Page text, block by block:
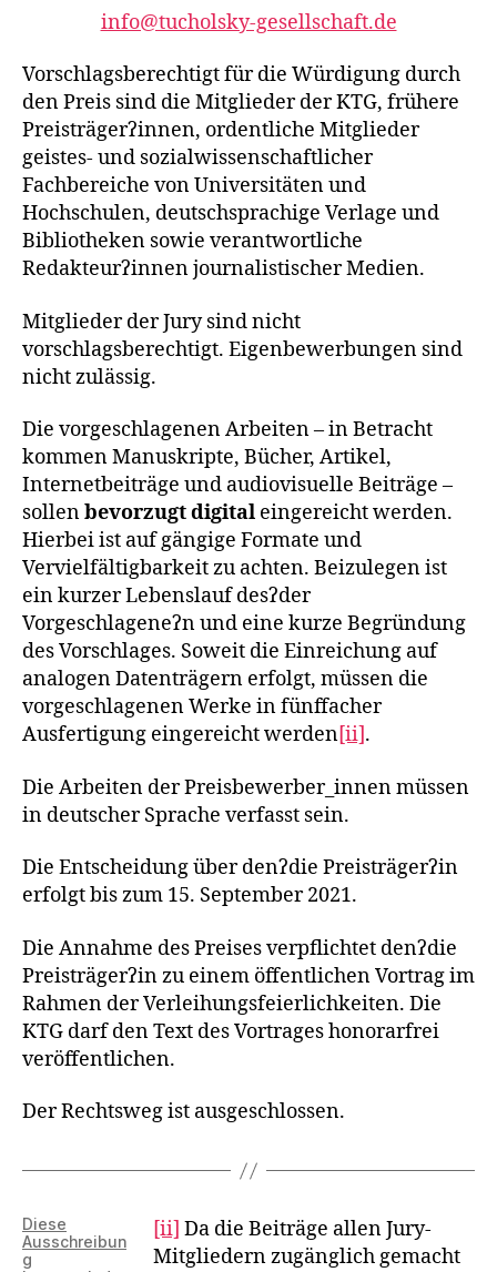
info@tucholsky-gesellschaft.de
Vorschlagsberechtigt für die Würdigung durch
den Preis sind die Mitglieder der KTG, frühere
Preisträgerʔinnen, ordentliche Mitglieder
geistes- und sozialwissenschaftlicher
Fachbereiche von Universitäten und
Hochschulen, deutschsprachige Verlage und
Bibliotheken sowie verantwortliche
Redakteurʔinnen journalistischer Medien.
Mitglieder der Jury sind nicht
vorschlagsberechtigt. Eigenbewerbungen sind
nicht zulässig.
Die vorgeschlagenen Arbeiten – in Betracht
kommen Manuskripte, Bücher, Artikel,
Internetbeiträge und audiovisuelle Beiträge –
sollenbevorzugt digital eingereicht werden.
Hierbei ist auf gängige Formate und
Vervielfältigbarkeit zu achten. Beizulegen ist
ein kurzer Lebenslauf desʔder
Vorgeschlageneʔn und eine kurze Begründung
des Vorschlages. Soweit die Einreichung auf
analogen Datenträgern erfolgt, müssen die
vorgeschlagenen Werke in fünffacher
Ausfertigung eingereicht werden[ii].
Die Arbeiten der Preisbewerber_innen müssen
in deutscher Sprache verfasst sein.
Die Entscheidung über denʔdie Preisträgerʔin
erfolgt bis zum 15. September 2021.
Die Annahme des Preises verpflichtet denʔdie
Preisträgerʔin zu einem öffentlichen Vortrag im
Rahmen der Verleihungsfeierlichkeiten. Die
KTG darf den Text des Vortrages honorarfrei
veröffentlichen.
Der Rechtsweg ist ausgeschlossen.
Diese
Ausschreibun
g
[ii] Da die Beiträge allen Jury-
Mitgliedern zugänglich gemacht